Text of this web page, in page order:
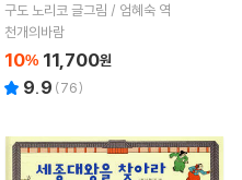
구도 노리코 글그림 / 엄혜숙 역
천개의바람
10% 11,700원
9.9 (76)